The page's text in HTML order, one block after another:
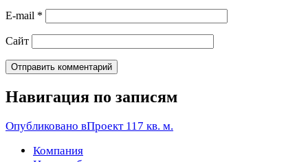
E-mail *
Сайт
Навигация по записям
Опубликовано вПроект 117 кв. м.
Компания